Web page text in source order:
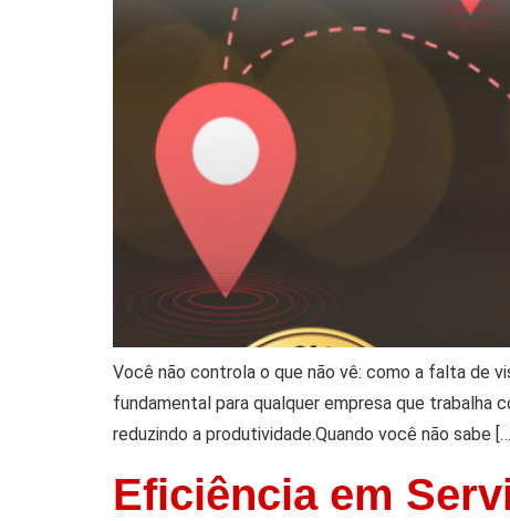
Você não controla o que não vê: como a falta de
fundamental para qualquer empresa que
reduzindo a produtividade.Quando você não sabe
Eficiência em